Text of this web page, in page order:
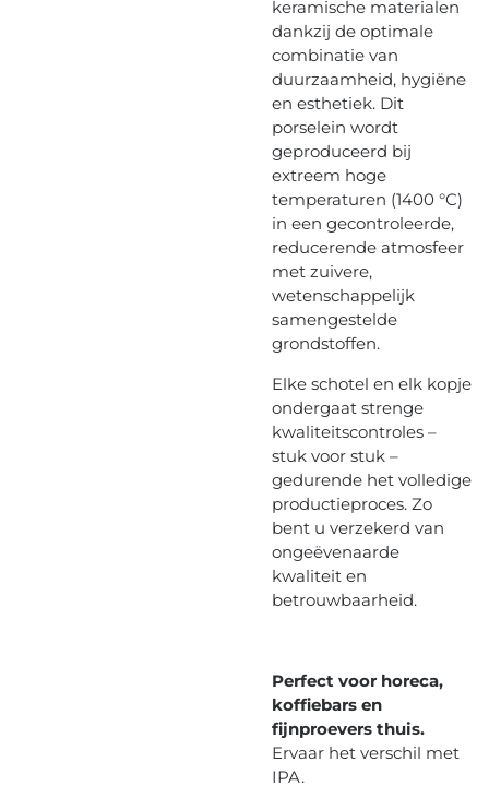
keramische materialen
dankzij de optimale
combinatie van
duurzaamheid, hygiëne
en esthetiek. Dit
porselein wordt
geproduceerd bij
extreem hoge
temperaturen (1400 °C)
in een gecontroleerde,
reducerende atmosfeer
met zuivere,
wetenschappelijk
samengestelde
grondstoffen.
Elke schotel en elk kopje
ondergaat strenge
kwaliteitscontroles –
stuk voor stuk –
gedurende het volledige
productieproces. Zo
bent u verzekerd van
ongeëvenaarde
kwaliteit en
betrouwbaarheid.
Perfect voor horeca,
koffiebars en
fijnproevers thuis.
Ervaar het verschil met
IPA.